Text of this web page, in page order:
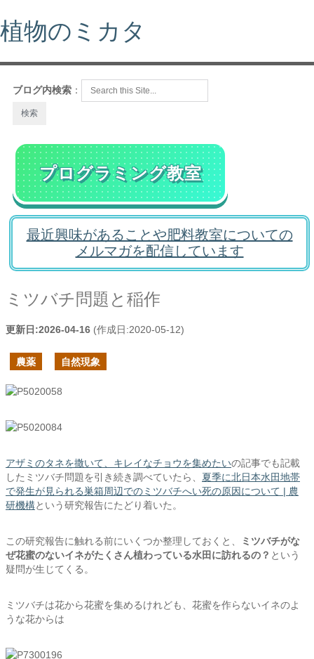
植物のミカタ
ブログ内検索 ：
プログラミング教室
最近興味があることや肥料教室についての
メルマガを配信しています
ミツバチ問題と稲作
更新日:2026-04-16 (作成日:2020-05-12)
農薬 自然現象
アザミのタネを撒いて、キレイなチョウを集めたいの記事でも記載
したミツバチ問題を引き続き調べていたら、 夏季に北日本水田地帯
で発生が見られる巣箱周辺でのミツバチへい死の原因について | 農
研機構という研究報告にたどり着いた。
この研究報告に触れる前にいくつか整理しておくと、
ミツバチがな
ぜ花蜜のないイネがたくさん植わっている水田に訪れるの？ という
疑問が生じてくる。
ミツバチは花から花蜜を集めるけれども、花蜜を作らないイネのよ
うな花からは